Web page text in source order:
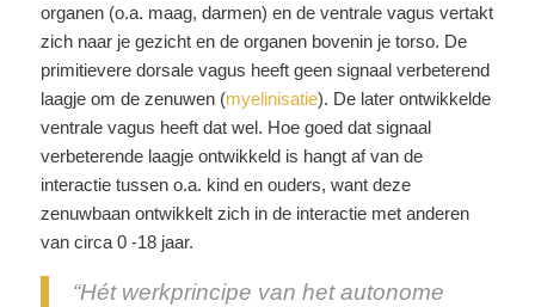
organen (o.a. maag, darmen) en de ventrale vagus vertakt
zich naar je gezicht en de organen bovenin je torso. De
primitievere dorsale vagus heeft geen signaal verbeterend
laagje om de zenuwen (myelinisatie). De later ontwikkelde
ventrale vagus heeft dat wel. Hoe goed dat signaal
verbeterende laagje ontwikkeld is hangt af van de
interactie tussen o.a. kind en ouders, want deze
zenuwbaan ontwikkelt zich in de interactie met anderen
van circa 0 -18 jaar.
“Hét werkprincipe van het autonome